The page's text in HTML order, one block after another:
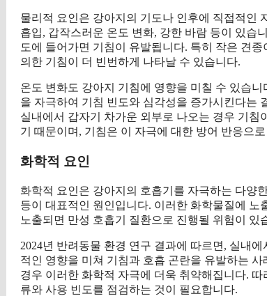
물리적 요인은 강아지의 기도나 인후에 직접적인
흡입, 갑작스러운 온도 변화, 강한 바람 등이 있습
도에 들어가면 기침이 유발됩니다. 특히 작은 견
의한 기침이 더 빈번하게 나타날 수 있습니다.
온도 변화도 강아지 기침에 영향을 미칠 수 있습
을 자극하여 기침 빈도와 심각성을 증가시킨다는
실내에서 갑자기 차가운 외부로 나오는 경우 기
기 때문이며, 기침은 이 자극에 대한 방어 반응으
화학적 요인
화학적 요인은 강아지의 호흡기를 자극하는 다양
등이 대표적인 원인입니다. 이러한 화학물질에
노출되면 만성 호흡기 질환으로 진행될 위험이 있
2024년 반려동물 환경 연구 결과에 따르면, 실내
적인 영향을 미쳐 기침과 호흡 곤란을 유발하는
경우 이러한 화학적 자극에 더욱 취약해집니다.
류와 사용 빈도를 점검하는 것이 필요합니다.